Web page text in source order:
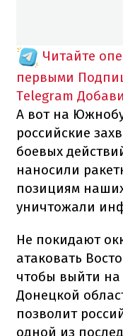
Читайте
первыми
Telegram
А вот на
российские
боевых
наносили
позициям
уничтожали
Не покидают
атаковать
чтобы выйти на
Донецкой
позволит
одной из